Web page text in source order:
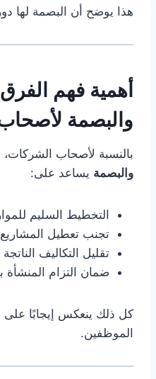
هذا يوضح أن البصمة لها
أهمية فهم
والبصمة
بالنسبة لأصحاب
والبصمة يساعد على:
التخطيط السليم
تجنب تعطيل المشاريع
تقليل التكاليف
ضمان التزام المنشأة
كل ذلك ينعكس إيجابًا على
الموظفين.